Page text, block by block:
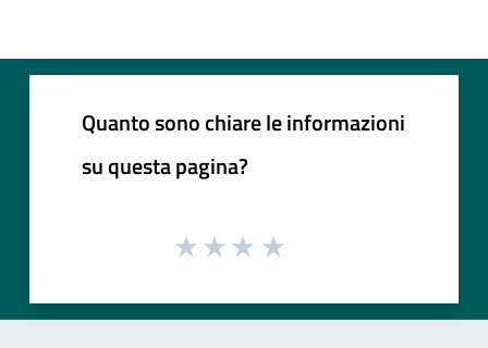
Quanto sono chiare le informazioni
su questa pagina?